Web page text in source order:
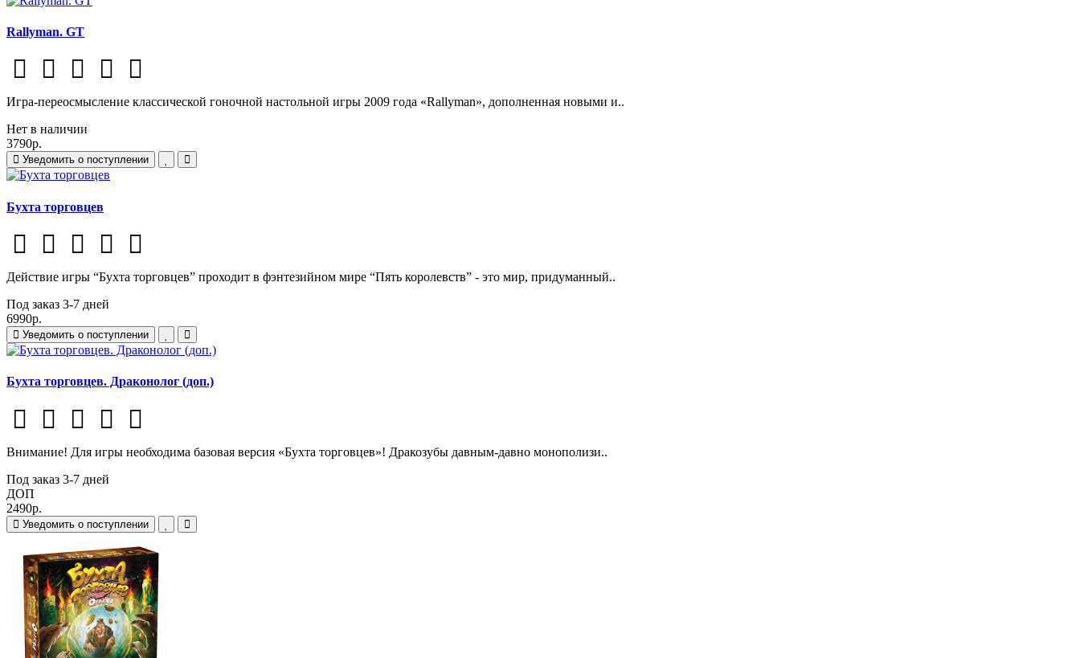
Rallyman. GT
Игра-переосмысление классической гоночной настольной игры 2009 года «Rallyman», дополненная новыми и..
Нет в наличии
3790р.
Уведомить о поступлении
Бухта торговцев
Действие игры “Бухта торговцев” проходит в фэнтезийном мире “Пять королевств” - это мир, придуманный..
Под заказ 3-7 дней
6990р.
Уведомить о поступлении
Бухта торговцев. Драконолог (доп.)
Внимание! Для игры необходима базовая версия «Бухта торговцев»! Дракозубы давным-давно монополизи..
Под заказ 3-7 дней
ДОП
2490р.
Уведомить о поступлении